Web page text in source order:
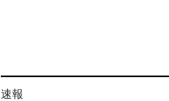
速報